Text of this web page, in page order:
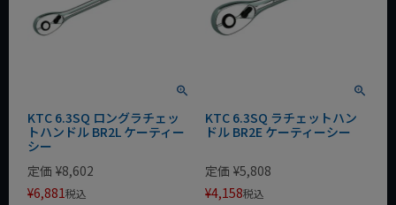
KTC 6.3SQ ロングラチェッ
トハンドル BR2L ケーティー
シー
定価 ¥8,602
¥6,881税込
KTC 6.3SQ ラチェットハン
ドル BR2E ケーティーシー
定価 ¥5,808
¥4,158税込